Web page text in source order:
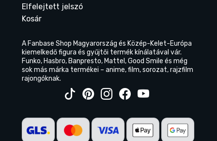
Elfelejtett jelszó
Kosár
A Fanbase Shop Magyarország és Közép-Kelet-Európa
kiemelkedő figura és gyűjtői termék kínálatával vár.
Funko, Hasbro, Banpresto, Mattel, Good Smile és még
sok más márka termékei – anime, film, sorozat, rajzfilm
rajongóknak.